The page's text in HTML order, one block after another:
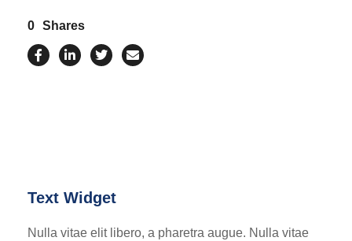
0 Shares
Text Widget
Nulla vitae elit libero, a pharetra augue. Nulla vitae